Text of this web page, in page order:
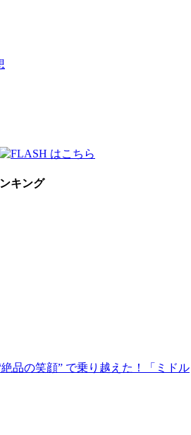
キング
品の笑顔” で乗り越えた！「ミドル